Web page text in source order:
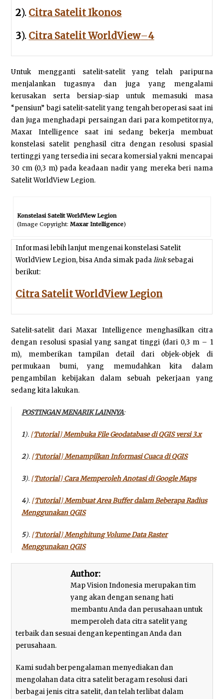
2). Citra Satelit Ikonos
3). Citra Satelit WorldView–4
Untuk mengganti satelit-satelit yang telah paripurna
menjalankan tugasnya dan juga yang mengalami
kerusakan serta bersiap-siap untuk memasuki masa
“pensiun” bagi satelit-satelit yang tengah beroperasi saat ini
dan juga menghadapi persaingan dari para kompetitornya,
Maxar Intelligence saat ini sedang bekerja membuat
konstelasi satelit penghasil citra dengan resolusi spasial
tertinggi yang tersedia ini secara komersial yakni mencapai
30 cm (0,3 m) pada keadaan nadir yang mereka beri nama
Satelit WorldView Legion.
Konstelasi Satelit WorldView Legion
(Image Copyright:Maxar Intelligence)
Informasi lebih lanjut mengenai konstelasi Satelit
WorldView Legion, bisa Anda simak padalinksebagai
berikut:
Citra Satelit WorldView Legion
Satelit-satelit dari Maxar Intelligence menghasilkan citra
dengan resolusi spasial yang sangat tinggi (dari 0,3 m – 1
m), memberikan tampilan detail dari objek-objek di
permukaan bumi, yang memudahkan kita dalam
pengambilan kebijakan dalam sebuah pekerjaan yang
sedang kita lakukan.
POSTINGAN MENARIK LAINNYA:
1). [Tutorial]Membuka File Geodatabase di QGIS versi 3.x
2). [Tutorial]Menampilkan Informasi Cuaca di QGIS
3). [Tutorial]Cara Memperoleh Anotasi di Google Maps
4). [Tutorial]Membuat Area Buffer dalam Beberapa Radius
Menggunakan QGIS
5). [Tutorial]Menghitung Volume Data Raster
Menggunakan QGIS
Author:
Map Vision Indonesia merupakan tim
yang akan dengan senang hati
membantu Anda dan perusahaan untuk
memperoleh data citra satelit yang
terbaik dan sesuai dengan kepentingan Anda dan
perusahaan.
Kami sudah berpengalaman menyediakan dan
mengolahan data citra satelit beragam resolusi dari
berbagai jenis citra satelit, dan telah terlibat dalam